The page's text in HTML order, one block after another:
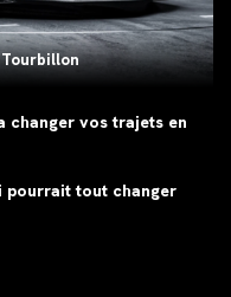
changer vos trajets en
pourrait tout changer